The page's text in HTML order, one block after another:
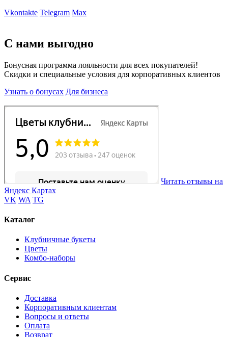
Vkontakte Telegram Max
С нами выгодно
Бонусная программа лояльности для всех покупателей!
Скидки и специальные условия для корпоративных клиентов
Узнать о бонусах Для бизнеса
Читать отзывы на
Яндекс Картах
VK WA TG
Каталог
Клубничные букеты
Цветы
Комбо-наборы
Сервис
Доставка
Корпоративным клиентам
Вопросы и ответы
Оплата
Возврат